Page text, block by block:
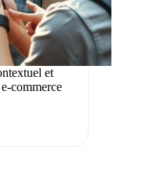
et
commerce